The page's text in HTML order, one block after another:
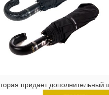
придает дополнительный